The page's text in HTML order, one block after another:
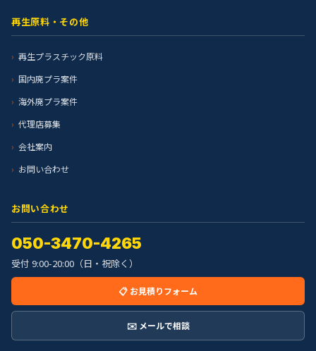
再生原料・その他
再生プラスチック原料
国内廃プラ案件
海外廃プラ案件
代理店募集
会社案内
お問い合わせ
お問い合わせ
050-3470-4265
受付 9:00-20:00（日・祝除く）
📋 お見積りフォーム
✉️ メールで相談